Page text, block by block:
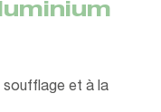
soufflage et à la